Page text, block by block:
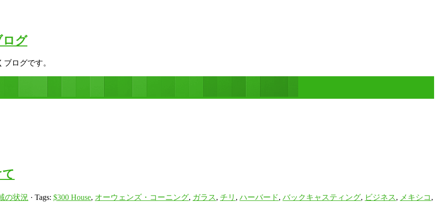
ログ
ログです。
の状況 · Tags: $300 House, オーウェンズ・コーニング, ガラス, チリ , ハーバード, バックキャスティング, ビジネス, メキシコ ,